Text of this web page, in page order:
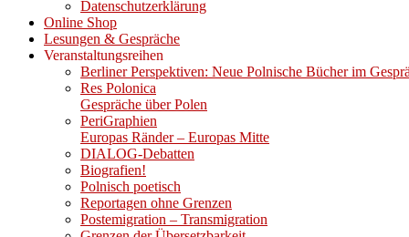
Datenschutzerklärung
Online Shop
Lesungen & Gespräche
Veranstaltungsreihen
Berliner Perspektiven: Neue Polnische Bücher im
Res Polonica
Gespräche über Polen
PeriGraphien
Europas Ränder – Europas Mitte
DIALOG-Debatten
Biografien!
Polnisch poetisch
Reportagen ohne Grenzen
Postemigration – Transmigration